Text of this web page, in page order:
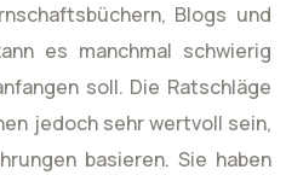
Blogs und
es manchmal schwierig
soll. Die Ratschläge
jedoch sehr wertvoll sein,
basieren. Sie haben